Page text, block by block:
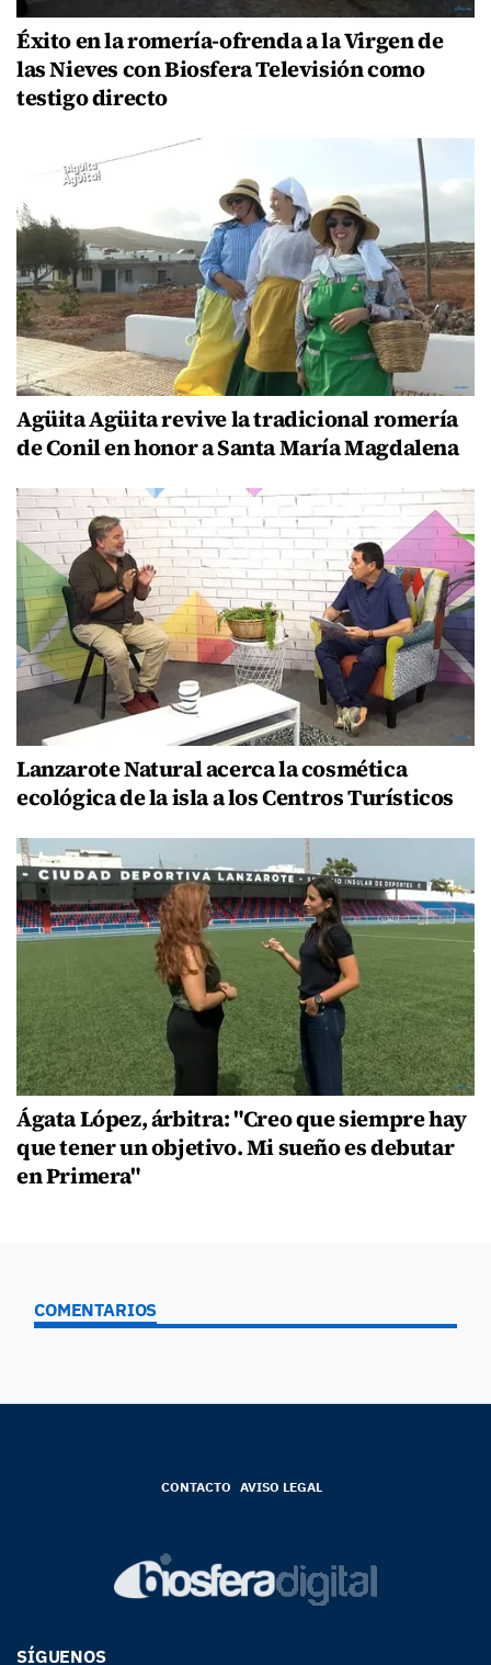
Éxito en la romería-ofrenda a la Virgen de
las Nieves con Biosfera Televisión como
testigo directo
Agüita Agüita revive la tradicional romería
de Conil en honor a Santa María Magdalena
Lanzarote Natural acerca la cosmética
ecológica de la isla a los Centros Turísticos
Ágata López, árbitra: "Creo que siempre hay
que tener un objetivo. Mi sueño es debutar
en Primera"
COMENTARIOS
CONTACTO AVISO LEGAL
SÍGUENOS